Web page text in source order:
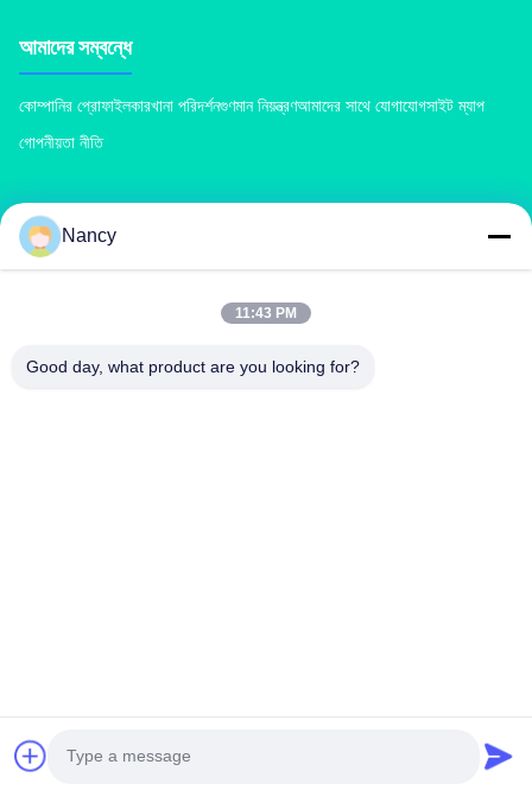
আমাদের সম্বন্ধে
কোম্পানির প্রোফাইলকারখানা পরিদর্শনগুণমান নিয়ন্ত্রণআমাদের সাথে যোগাযোগসাইট ম্যাপ
গোপনীয়তা নীতি
পণ্য
কম্পোস্ট সার মেশিনযৌগিক সার উৎপাদন লাইনজৈব সার উত্পাদন লাইন
ডাবল রোলার সার দানাদার রোটারি ড্রাম সার গ্রানুলেটর
Nancy
11:43 PM
Good day, what product are you looking for?